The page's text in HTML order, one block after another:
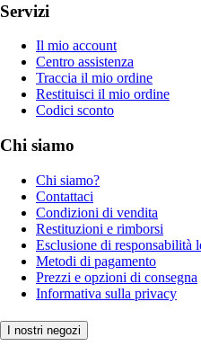
Servizi
Il mio account
Centro assistenza
Traccia il mio ordine
Restituisci il mio ordine
Codici sconto
Chi siamo
Chi siamo?
Contattaci
Condizioni di vendita
Restituzioni e rimborsi
Esclusione di responsabilità
Metodi di pagamento
Prezzi e opzioni di consegna
Informativa sulla privacy
I nostri negozi